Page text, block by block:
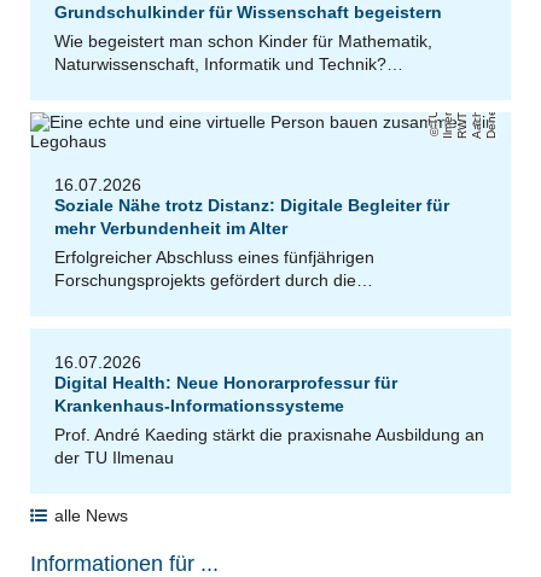
Grundschulkinder für Wissenschaft begeistern
Wie begeistert man schon Kinder für Mathematik,
Naturwissenschaft, Informatik und Technik?…
T
U
Il
m
e
n a
u,
R
W
T H
A
a
c
h e
n/
Ul
ri k
D
e
n
e k
e n
16.07.2026
Soziale Nähe trotz Distanz: Digitale Begleiter für
mehr Verbundenheit im Alter
Erfolgreicher Abschluss eines fünfjährigen
Forschungsprojekts gefördert durch die…
16.07.2026
Digital Health: Neue Honorarprofessur für
Krankenhaus-Informationssysteme
Prof. André Kaeding stärkt die praxisnahe Ausbildung an
der TU Ilmenau
alle News
Informationen für ...